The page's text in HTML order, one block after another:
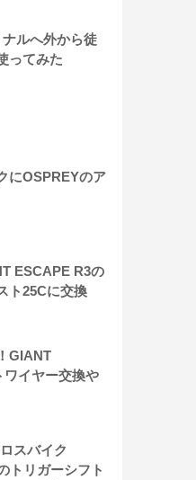
ルへ外から徒
ってみた
にOSPREYのア
ESCAPE R3の
ト25Cに交換
GIANT
ワイヤー交換や
スバイク
トリガーシフト